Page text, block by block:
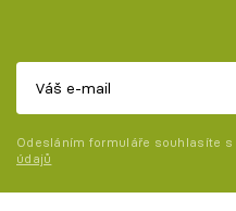
Odesláním formuláře souhlasíte s
údajů